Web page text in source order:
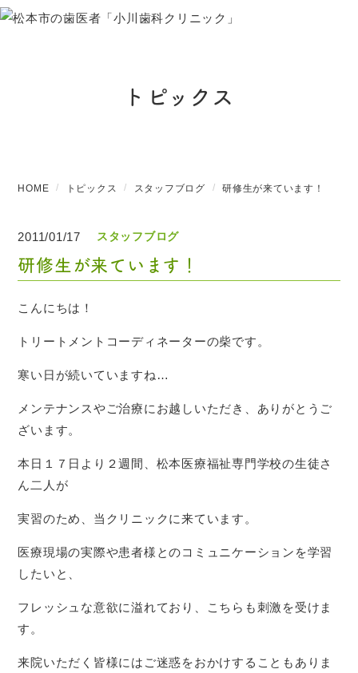
トピックス
HOME トピックス スタッフブログ 研修生が来ています！
2011/01/17 スタッフブログ
研修生が来ています！
こんにちは！
トリートメントコーディネーターの柴です。
寒い日が続いていますね…
メンテナンスやご治療にお越しいただき、ありがとうご
ざいます。
本日１７日より２週間、松本医療福祉専門学校の生徒さ
ん二人が
実習のため、当クリニックに来ています。
医療現場の実際や患者様とのコミュニケーションを学習
したいと、
フレッシュな意欲に溢れており、こちらも刺激を受けま
す。
来院いただく皆様にはご迷惑をおかけすることもありま